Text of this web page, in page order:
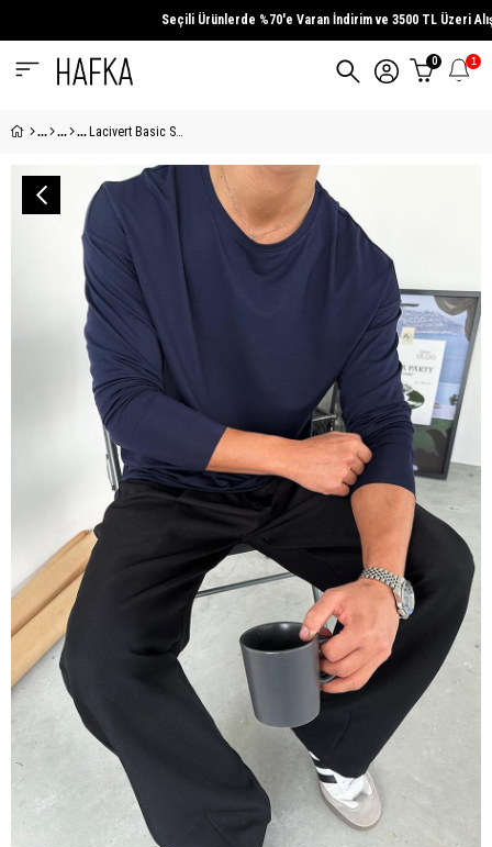
Seçili Ürünlerde%70'e Varan İndirim ve3500 TL Üzeri
0 1
Lacivert Basic Soft Likralı Relax Fit Uzun Kollu Tişört